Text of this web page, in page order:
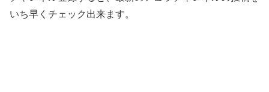
いち早くチェック出来ます。